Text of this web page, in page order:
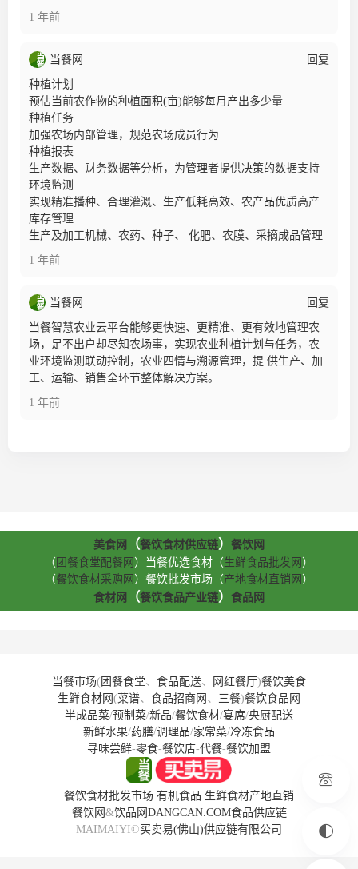
1 年前
当餐网 回复
种植计划
预估当前农作物的种植面积(亩)能够每月产出多少量
种植任务
加强农场内部管理，规范农场成员行为
种植报表
生产数据、财务数据等分析，为管理者提供决策的数据支持
环境监测
实现精准播种、合理灌溉、生产低耗高效、农产品优质高产
库存管理
生产及加工机械、农药、种子、 化肥、农膜、采摘成品管理
1 年前
当餐网 回复
当餐智慧农业云平台能够更快速、更精准、更有效地管理农
场，足不出户却尽知农场事，实现农业种植计划与任务，农
业环境监测联动控制，农业四情与溯源管理，提 供生产、加
工、运输、销售全环节整体解决方案。
1 年前
美食网 （餐饮食材供应链）
餐饮网
（ 团餐食堂配餐网 ）当餐优选食材（生鲜食品批发网 ）
（餐饮食材采购网 ）餐饮批发市场（产地食材直销网 ）
食材网
（餐饮食品产业链） 食品网
当餐市场( 团餐食堂、 食品配送、 网红餐厅)餐饮美食
生鲜食材网 (菜谱、 食品招商网 、 三餐)餐饮食品网
半成品菜/预制菜/新品/餐饮食材/宴席/央厨配送
新鲜水果/药膳/调理品/家常菜/冷冻食品
寻味尝鲜-零食-餐饮店-代餐-餐饮加盟
餐饮食材批发市场 有机食品 生鲜食材产地直销
餐饮网 &饮品网 DANGCAN.COM食品供应链
MAIMAIYI©买卖易(佛山)供应链有限公司